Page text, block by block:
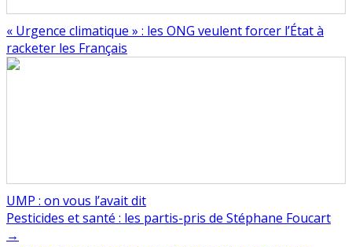
« Urgence climatique » : les ONG veulent forcer l’État à
racketer les Français
UMP : on vous l’avait dit
Navigation
Pesticides et santé : les partis-pris de Stéphane Foucart
→